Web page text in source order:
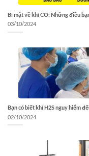
Bí mật về khí CO: Những điều
03/10/2024
Bạn có biết khí H2S nguy hiểm
02/10/2024